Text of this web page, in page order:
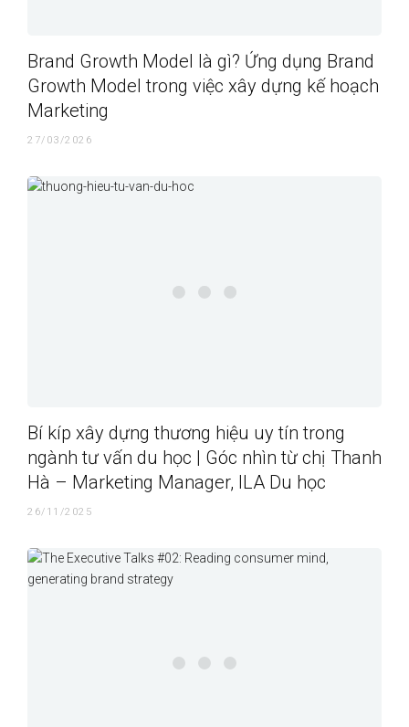
Brand Growth Model là gì? Ứng dụng Brand
Growth Model trong việc xây dựng kế hoạch
Marketing
27/03/2026
Bí kíp xây dựng thương hiệu uy tín trong
ngành tư vấn du học | Góc nhìn từ chị Thanh
Hà – Marketing Manager, ILA Du học
26/11/2025